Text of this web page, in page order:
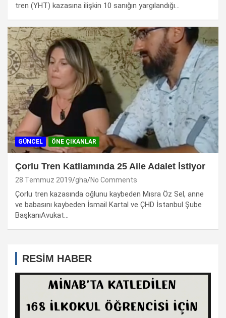
tren (YHT) kazasına ilişkin 10 sanığın yargılandığı…
GÜNCEL ÖNE ÇIKANLAR
Çorlu Tren Katliamında 25 Aile Adalet İstiyor
28 Temmuz 2019 gha No Comments
Çorlu tren kazasında oğlunu kaybeden Mısra Öz Sel, anne
ve babasını kaybeden İsmail Kartal ve ÇHD İstanbul Şube
BaşkanıAvukat…
RESİM HABER